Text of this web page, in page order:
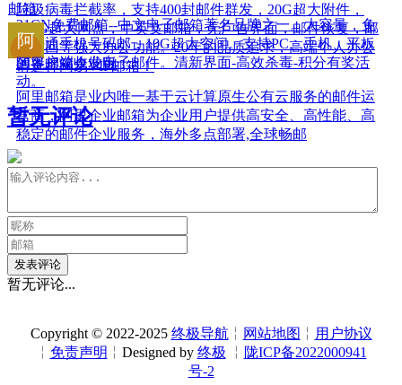
垃圾病毒拦截率，支持400封邮件群发，20G超大附件，
128G超大网盘，中英文邮箱，无广告界面，邮件恢复，邮
件撤回等强大办公功能。20年的品质追求，高端个人办公
请选择网易VIP邮箱！
21CN免费邮箱--中文电子邮箱著名品牌之一。大容量，免
费开通手机号码邮，10G超大空间。支持PC、手机、平板
的客户端收发电子邮件。清新界面-高效杀毒-积分有奖活
动。
阿里邮箱企业版
阿里邮箱是业内唯一基于云计算原生公有云服务的邮件运
营商，阿里企业邮箱为企业用户提供高安全、高性能、高
稳定的邮件企业服务，海外多点部署,全球畅邮
暂无评论
发表评论
暂无评论...
Copyright © 2022-2025 终极导航 ╎ 网站地图 ╎ 用户协议
╎ 免责声明 ╎Designed by 终极 ╎ 陇ICP备2022000941
号-2